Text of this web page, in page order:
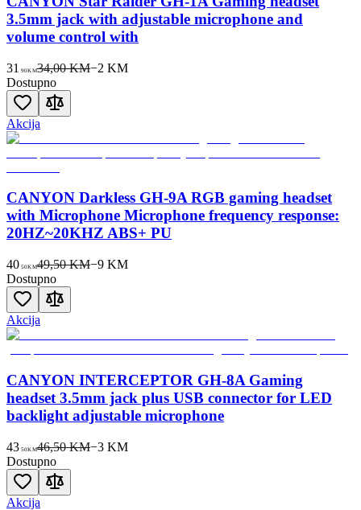
3.5mm jack with adjustable microphone and
volume control with
31 90KM34,00 KM−2 KM
Dostupno
Akcija
CANYON Darkless GH-9A RGB gaming headset
with Microphone Microphone frequency response:
20HZ~20KHZ ABS+ PU
40 50KM49,50 KM−9KM
Dostupno
Akcija
CANYON INTERCEPTOR GH-8A Gaming
headset 3.5mm jack plus USB connector for LED
backlight adjustable microphone
43 50KM46,50 KM−3KM
Dostupno
Akcija